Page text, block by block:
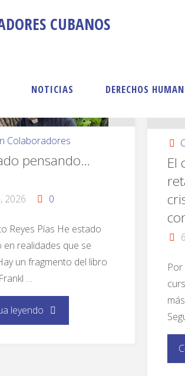
CUBANOS
NOTICIAS DERECHOS
Colaboradores
pensando…
2026 0
Reyes Pías He estado
en realidades que se
un fragmento del libro
…
leyendo
El